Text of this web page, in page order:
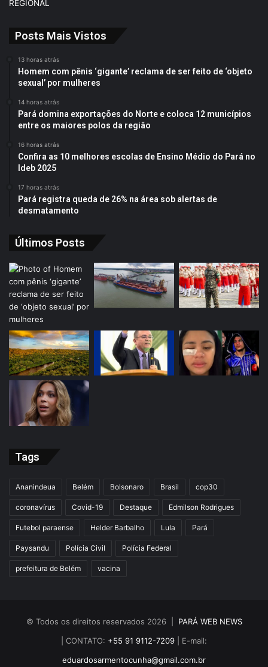
REGIONAL
Posts Mais Vistos
13 horas atrás
Homem com pênis ‘gigante’ reclama de ser feito de ‘objeto
sexual’ por mulheres
14 horas atrás
Pará domina exportações do Norte e coloca 12 municípios
entre os maiores polos da região
16 horas atrás
Confira as 10 melhores escolas de Ensino Médio do Pará no
Ideb 2025
17 horas atrás
Pará registra queda de 26% na área sob alertas de
desmatamento
Últimos Posts
Tags
Ananindeua Belém Bolsonaro Brasil cop30
coronavírus Covid-19 Destaque Edmilson Rodrigues
Futebol paraense Helder Barbalho Lula Pará
Paysandu Polícia Civil Polícia Federal
prefeitura de Belém vacina
© Todos os direitos reservados 2026 | PARÁ WEB NEWS
| CONTATO: +55 91 9112-7209 | E-mail:
eduardosarmentocunha@gmail.com.br